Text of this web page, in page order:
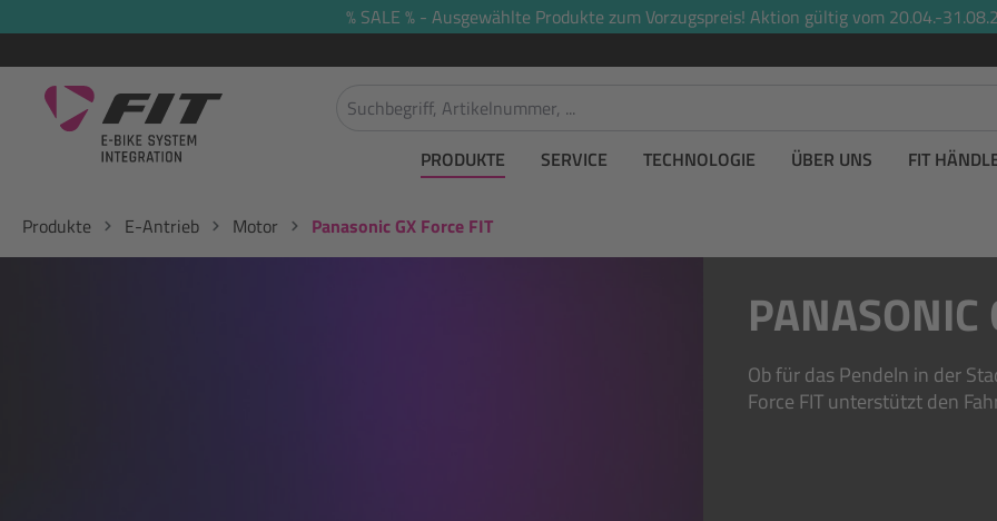
% SALE % - Ausgewählte Produkte zum Vorzugspreis! Aktion gültig vom 20.04.-
PRODUKTE SERVICE TECHNOLOGIE ÜBER UNS FIT
Produkte E-Antrieb Motor Panasonic GX Force FIT
PANASONIC
Ob für das Pendeln in der
Force FIT unterstützt den